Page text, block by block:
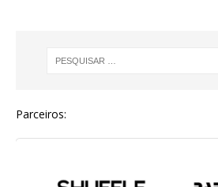
Parceiros: